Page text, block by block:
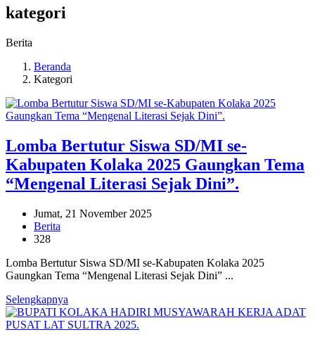
kategori
Berita
Beranda
Kategori
Lomba Bertutur Siswa SD/MI se-
Kabupaten Kolaka 2025 Gaungkan Tema
“Mengenal Literasi Sejak Dini”.
Jumat, 21 November 2025
Berita
328
Lomba Bertutur Siswa SD/MI se-Kabupaten Kolaka 2025
Gaungkan Tema “Mengenal Literasi Sejak Dini” ...
Selengkapnya